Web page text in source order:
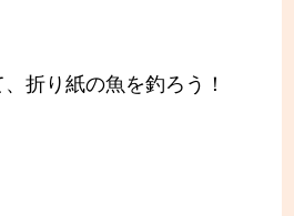
折り紙の魚を釣ろう！